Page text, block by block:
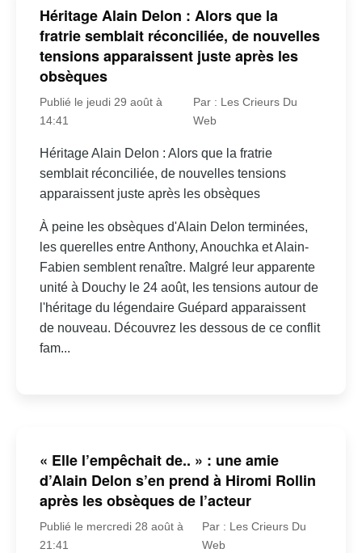
Héritage Alain Delon : Alors que la
fratrie semblait réconciliée, de nouvelles
tensions apparaissent juste après les
obsèques
Publié le jeudi 29 août à
14:41
Par : Les Crieurs Du
Web
Héritage Alain Delon : Alors que la fratrie
semblait réconciliée, de nouvelles tensions
apparaissent juste après les obsèques
À peine les obsèques d'Alain Delon terminées,
les querelles entre Anthony, Anouchka et Alain-
Fabien semblent renaître. Malgré leur apparente
unité à Douchy le 24 août, les tensions autour de
l'héritage du légendaire Guépard apparaissent
de nouveau. Découvrez les dessous de ce conflit
fam...
« Elle l’empêchait de.. » : une amie
d’Alain Delon s’en prend à Hiromi Rollin
après les obsèques de l’acteur
Publié le mercredi 28 août à
21:41
Par : Les Crieurs Du
Web